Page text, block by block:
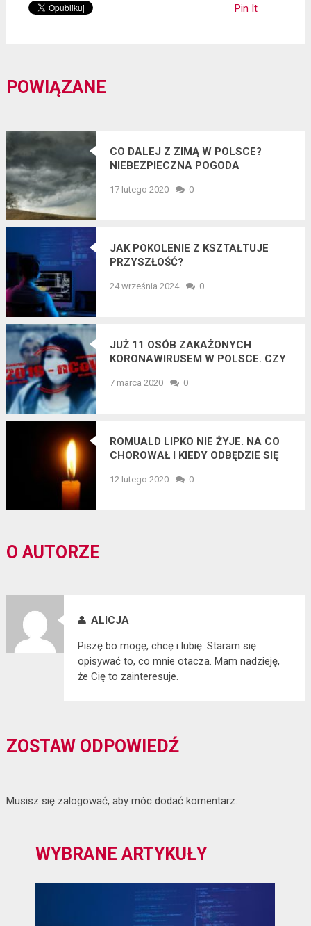
Pin It
POWIĄZANE
CO DALEJ Z ZIMĄ W POLSCE?
NIEBEZPIECZNA POGODA
17 lutego 2020 0
JAK POKOLENIE Z KSZTAŁTUJE
PRZYSZŁOŚĆ?
24 września 2024 0
JUŻ 11 OSÓB ZAKAŻONYCH
KORONAWIRUSEM W POLSCE. CZY
7 marca 2020 0
ROMUALD LIPKO NIE ŻYJE. NA CO
CHOROWAŁ I KIEDY ODBĘDZIE SIĘ
12 lutego 2020 0
O AUTORZE
ALICJA
Piszę bo mogę, chcę i lubię. Staram się
opisywać to, co mnie otacza. Mam nadzieję,
że Cię to zainteresuje.
ZOSTAW ODPOWIEDŹ
Musisz się zalogować, aby móc dodać komentarz.
WYBRANE ARTYKUŁY